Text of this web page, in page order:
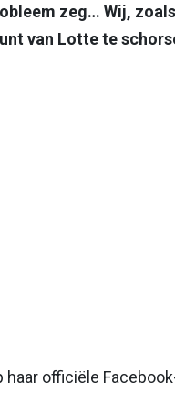
zeg… Wij,
van Lotte te
officiële